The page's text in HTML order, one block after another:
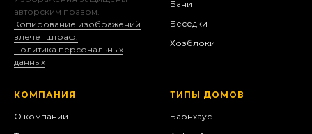
авторским правом.
Копирование изображений
влечет штраф.
Политика персональных
данных
Бани
Беседки
Хозблоки
КОМПАНИЯ
О компании
ТИПЫ ДОМОВ
Барнхаус